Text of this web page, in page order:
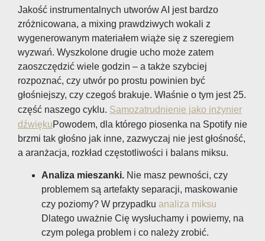
Jakość instrumentalnych utworów AI jest bardzo
zróżnicowana, a mixing prawdziwych wokali z
wygenerowanym materiałem wiąże się z szeregiem
wyzwań. Wyszkolone drugie ucho może zatem
zaoszczędzić wiele godzin – a także szybciej
rozpoznać, czy utwór po prostu powinien być
głośniejszy, czy czegoś brakuje. Właśnie o tym jest 25.
część naszego cyklu. Samozatrudnienie jako inżynier
dźwiękuPowodem, dla którego piosenka na Spotify nie
brzmi tak głośno jak inne, zazwyczaj nie jest głośność,
a aranżacja, rozkład częstotliwości i balans miksu.
Analiza mieszanki. Nie masz pewności, czy
problemem są artefakty separacji, maskowanie
czy poziomy? W przypadku analiza miksu
Dlatego uważnie Cię wysłuchamy i powiemy, na
czym polega problem i co należy zrobić.